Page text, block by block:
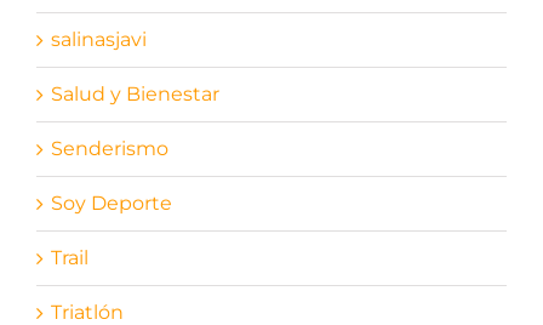
salinasjavi
Salud y Bienestar
Senderismo
Soy Deporte
Trail
Triatlón